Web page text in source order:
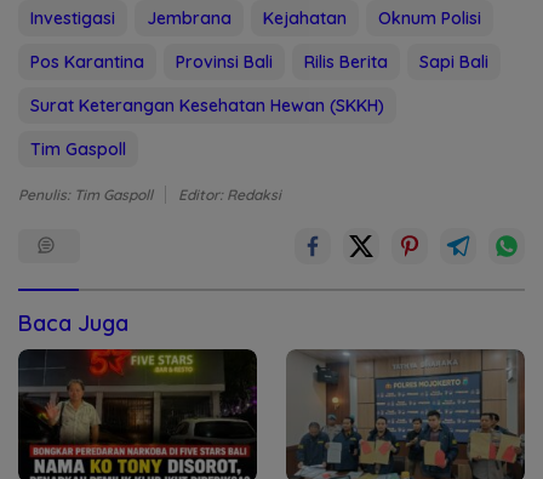
Investigasi
Jembrana Kejahatan
Oknum Polisi
Pos Karantina
Provinsi Bali Rilis Berita
Sapi Bali
Surat Keterangan Kesehatan Hewan (SKKH)
Tim Gaspoll
Penulis: Tim Gaspoll Editor: Redaksi
Baca Juga